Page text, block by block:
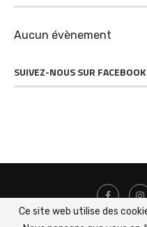
Aucun évènement
SUIVEZ-NOUS SUR FACEBOOK
Ce site web utilise des